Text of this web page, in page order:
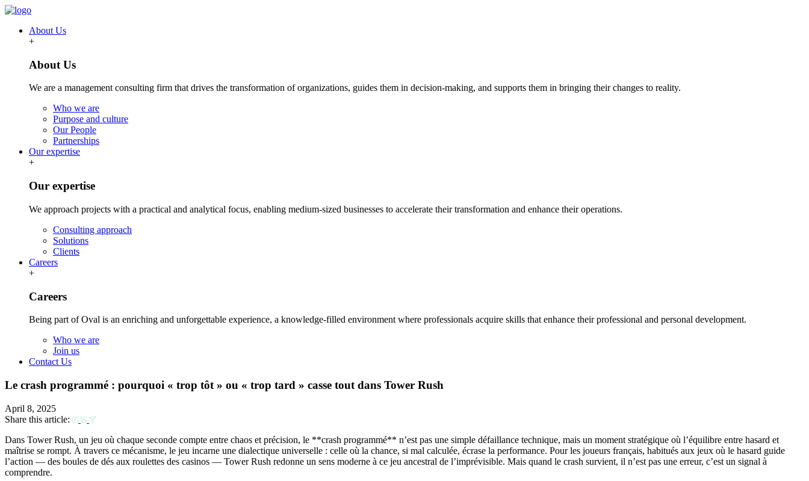
About Us
+
About Us
We are a management consulting firm that drives the transformation of organizations, guides them in decision-making, and supports them in bringing their changes to reality.
Who we are
Purpose and culture
Our People
Partnerships
Our expertise
+
Our expertise
We approach projects with a practical and analytical focus, enabling medium-sized businesses to accelerate their transformation and enhance their operations.
Consulting approach
Solutions
Clients
Careers
+
Careers
Being part of Oval is an enriching and unforgettable experience, a knowledge-filled environment where professionals acquire skills that enhance their professional and personal development.
Who we are
Join us
Contact Us
Le crash programmé : pourquoi « trop tôt » ou « trop tard » casse tout dans Tower Rush
April 8, 2025
Share this article:
Dans Tower Rush, un jeu où chaque seconde compte entre chaos et précision, le **crash programmé** n’est pas une simple défaillance technique, mais un moment stratégique où l’équilibre entre hasard et
maîtrise se rompt. À travers ce mécanisme, le jeu incarne une dialectique universelle : celle où la chance, si mal calculée, écrase la performance. Pour les joueurs français, habitués aux jeux où le hasard guide
l’action — des boules de dés aux roulettes des casinos — Tower Rush redonne un sens moderne à ce jeu ancestral de l’imprévisible. Mais quand le crash survient, il n’est pas une erreur, c’est un signal à
comprendre.